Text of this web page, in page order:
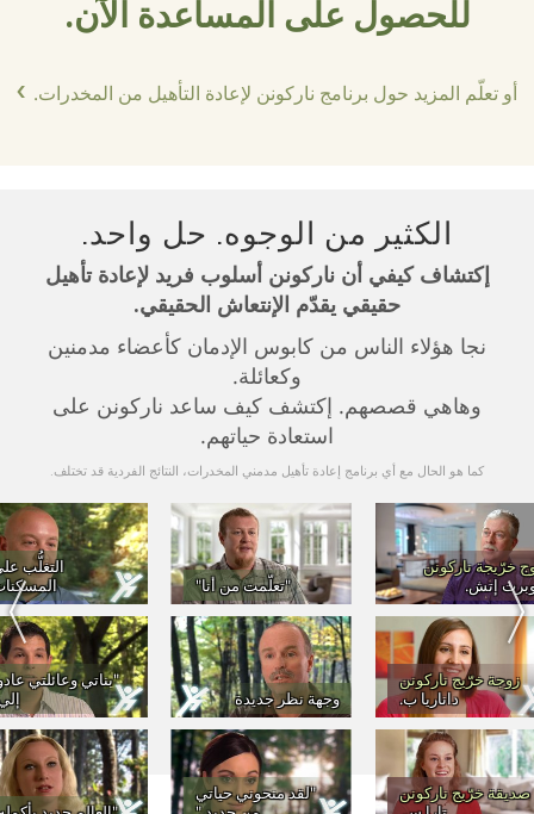
للحصول على المساعدة الآن.
أو تعلّم المزيد حول برنامج ناركونن لإعادة التأهيل من المخدرات.
الكثير من الوجوه. حل واحد.
إكتشاف كيفي أن ناركونن أسلوب فريد لإعادة تأهيل
حقيقي يقدّم الإنتعاش الحقيقي.
نجا هؤلاء الناس من كابوس الإدمان كأعضاء مدمنين
وكعائلة.
وهاهي قصصهم. إكتشف كيف ساعد ناركونن على
استعادة حياتهم.
كما هو الحال مع أي برنامج إعادة تأهيل مدمني المخدرات، النتائج الفردية قد تختلف.
خرّيجة ناركونن
إتش.
زوجة خرّيج ناركونن
داناريا ب.
صديقة خرّيج ناركونن
"تعلّمت من أنا"
وجهة نظر جديدة
"لقد منحوني حياتي
التغلُّب
"بناتي وعائلتي